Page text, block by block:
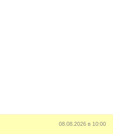
08.08.2026 в 10:00